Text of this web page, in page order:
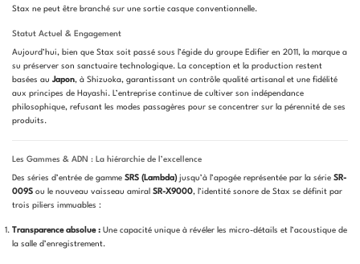
Stax ne peut être branché sur une sortie casque conventionnelle.
Statut Actuel & Engagement
Aujourd’hui, bien que Stax soit passé sous l’égide du groupe Edifier en 2011, la marque a
su préserver son sanctuaire technologique. La conception et la production restent
basées au Japon, à Shizuoka, garantissant un contrôle qualité artisanal et une fidélité
aux principes de Hayashi. L’entreprise continue de cultiver son indépendance
philosophique, refusant les modes passagères pour se concentrer sur la pérennité de ses
produits.
Les Gammes & ADN : La hiérarchie de l’excellence
Des séries d’entrée de gamme SRS (Lambda)jusqu’à l’apogée représentée par la série SR-
009S ou le nouveau vaisseau amiral SR-X9000, l’identité sonore de Stax se définit par
trois piliers immuables :
Transparence absolue : Une capacité unique à révéler les micro-détails et l’acoustique de
la salle d’enregistrement.